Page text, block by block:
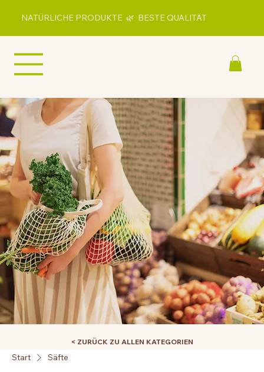
NATÜRLICHE PRODUKTE 🌿 BESTE QUALITÄT
Start Säfte
< ZURÜCK ZU ALLEN KATEGORIEN